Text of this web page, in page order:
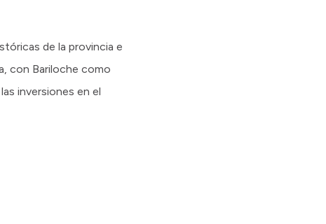
de la provincia e
con Bariloche como
inversiones en el